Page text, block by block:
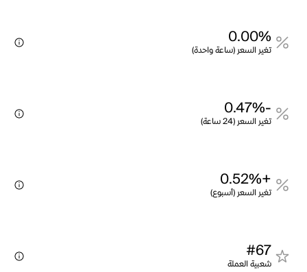
0.00%
تغير السعر (ساعة واحدة)
-0.47%
تغير السعر (24 ساعة)
+0.52%
تغير السعر (أسبوع)
#67
شعبية العملة